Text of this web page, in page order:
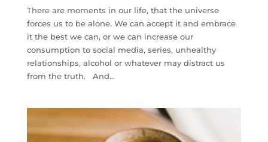
There are moments in our life, that the universe
forces us to be alone. We can accept it and embrace
it the best we can, or we can increase our
consumption to social media, series, unhealthy
relationships, alcohol or whatever may distract us
from the truth. And...